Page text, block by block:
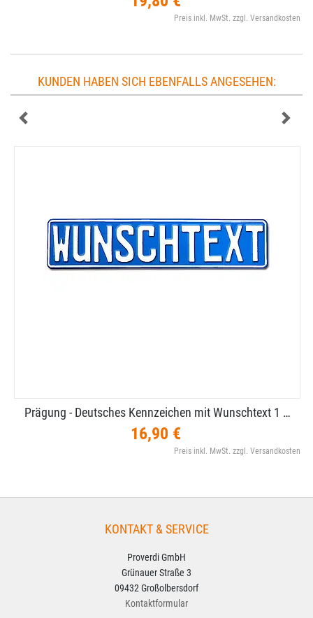
Preis inkl. MwSt. zzgl. Versandkosten
KUNDEN HABEN SICH EBENFALLS ANGESEHEN:
Prägung - Deutsches Kennzeichen mit Wunschtext 1 …
16,90 €
Preis inkl. MwSt. zzgl. Versandkosten
KONTAKT & SERVICE
Proverdi GmbH
Grünauer Straße 3
09432 Großolbersdorf
Kontaktformular